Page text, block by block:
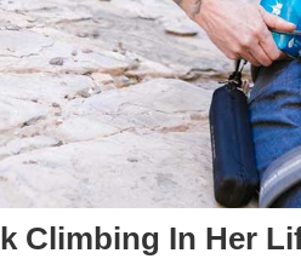
Climbing In Her